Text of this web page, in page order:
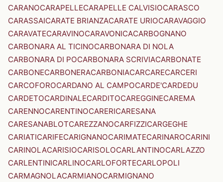
CARANOCARAPELLECARAPELLE CALVISIOCARASCO
CARASSAICARATE BRIANZACARATE URIOCARAVAGGIO
CARAVATECARAVINOCARAVONICACARBOGNANO
CARBONARA AL TICINOCARBONARA DI NOLA
CARBONARA DI POCARBONARA SCRIVIACARBONATE
CARBONECARBONERACARBONIACARCARECARCERI
CARCOFOROCARDANO AL CAMPOCARDE'CARDEDU
CARDETOCARDINALECARDITOCAREGGINECAREMA
CARENNOCARENTINOCARERICARESANA
CARESANABLOTCAREZZANOCARFIZZICARGEGHE
CARIATICARIFECARIGNANOCARIMATECARINAROCARINI
CARINOLACARISIOCARISOLOCARLANTINOCARLAZZO
CARLENTINICARLINOCARLOFORTECARLOPOLI
CARMAGNOLACARMIANOCARMIGNANO